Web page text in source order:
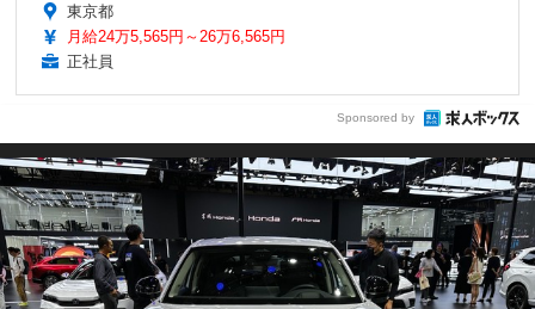
東京都
月給24万5,565円～26万6,565円
正社員
Sponsored by